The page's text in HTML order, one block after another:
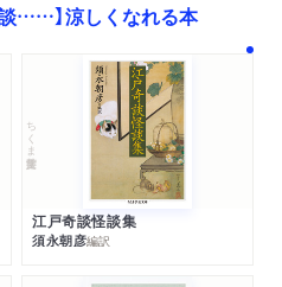
……】涼しくなれる本
ちくま学芸文庫
江戸奇談怪談集
須永朝彦編訳